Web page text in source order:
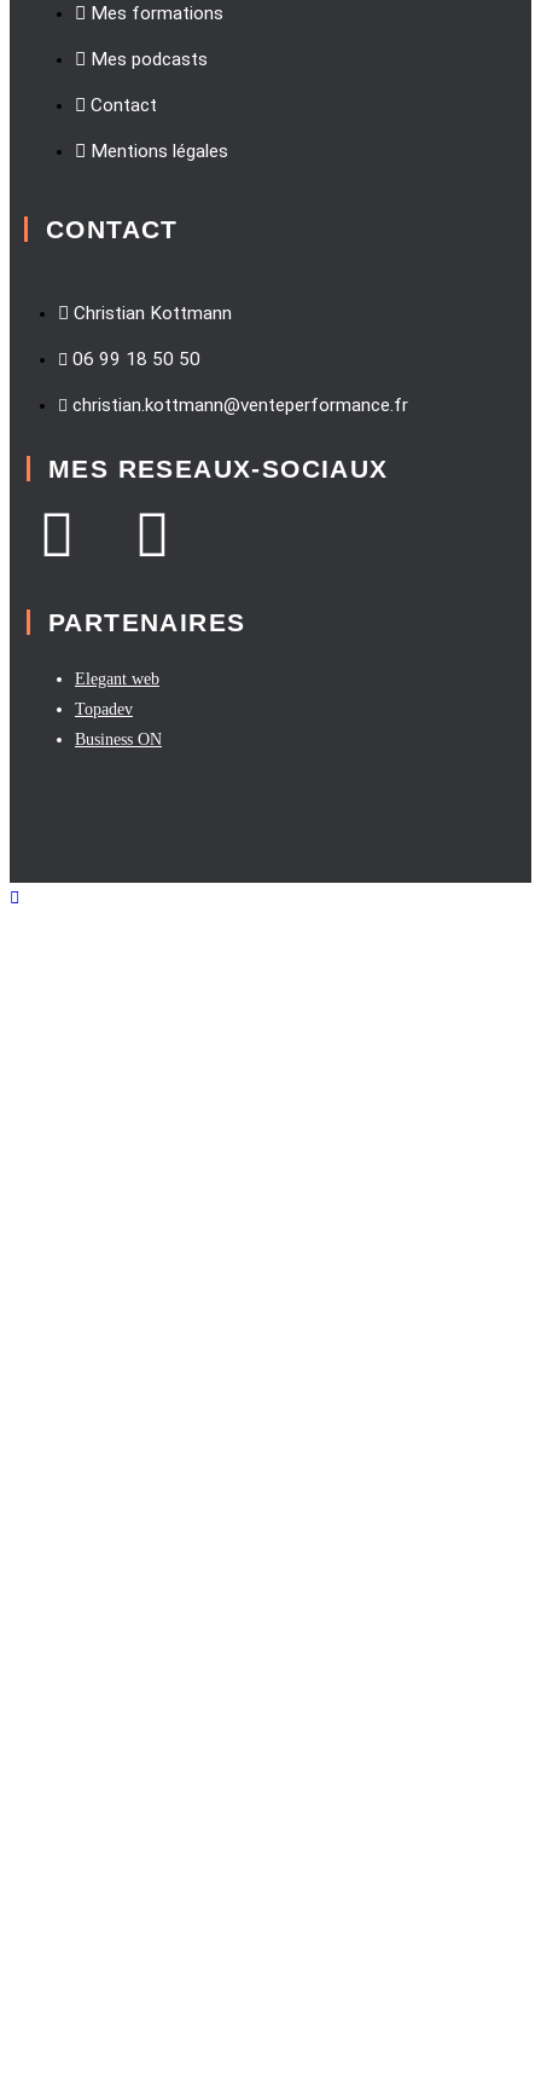
Mes formations
Mes podcasts
Contact
Mentions légales
CONTACT
Christian Kottmann
06 99 18 50 50
christian.kottmann@venteperformance.fr
MES RESEAUX-SOCIAUX
PARTENAIRES
Elegant web
Topadev
Business ON